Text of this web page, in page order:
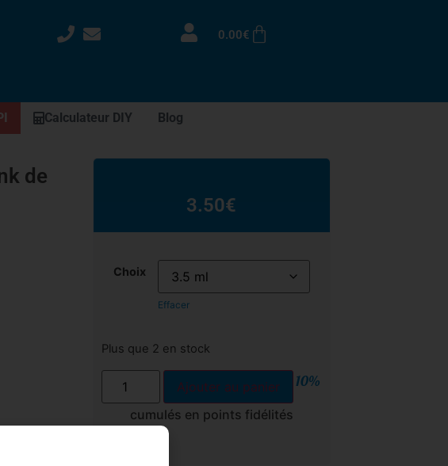
0.00€
Calculateur DIY Blog
de
3.50€
Choix
Effacer
Plus que 2 en stock
Ajouter au panier 10%
cumulés en points fidélités